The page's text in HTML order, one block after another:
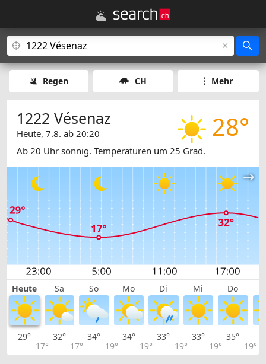
Regen CH Mehr
28°
1222 Vésenaz
Heute, 7.8. ab 20:20
Ab 20 Uhr sonnig. Temperaturen um 25 Grad.
Heute Sa So Mo Di Mi Do
29°
17°
32°
17°
34°
19°
34°
19°
33°
19°
33°
19°
35°
19°